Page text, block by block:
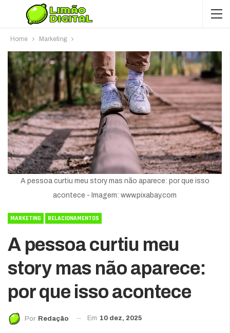
Home Marketing
A pessoa curtiu meu story mas não aparece: por que isso
acontece - Imagem: www.pixabay.com
MARKETING RELACIONAMENTOS
A pessoa curtiu meu
story mas não aparece:
por que isso acontece
Por Redação Em 10 dez, 2025